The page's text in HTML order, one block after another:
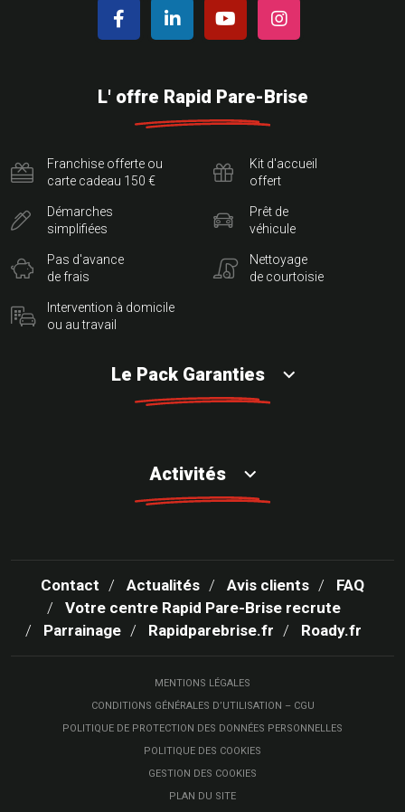
L' offre Rapid Pare-Brise
Franchise offerte ou
carte cadeau 150 €
Démarches
simplifiées
Pas d'avance
de frais
Intervention à domicile
ou au travail
Kit d'accueil
offert
Prêt de
véhicule
Nettoyage
de courtoisie
Le Pack Garanties
Activités
Contact Actualités Avis clients
FAQ
Votre centre Rapid Pare-Brise recrute
Parrainage
Rapidparebrise.fr Roady.fr
MENTIONS LÉGALES
CONDITIONS GÉNÉRALES D’UTILISATION – CGU
POLITIQUE DE PROTECTION DES DONNÉES PERSONNELLES
POLITIQUE DES COOKIES
GESTION DES COOKIES
PLAN DU SITE